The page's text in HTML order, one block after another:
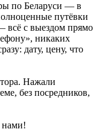
по Беларуси — в
путёвки
всё с выездом прямо
никаких
дату, цену, что
Нажали
без посредников,
нами!